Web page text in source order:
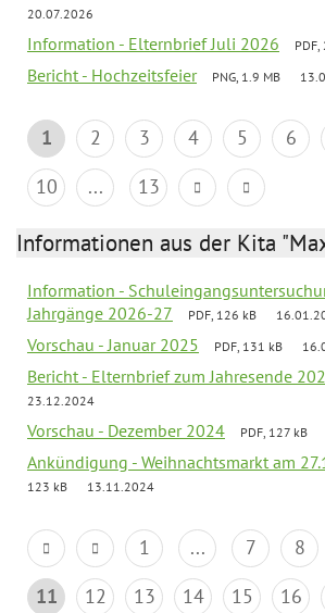
20.07.2026
Information - Elternbrief Juli 2026
Bericht - Hochzeitsfeier PNG, 1.9 MB
1 2 3 4 5 6
10
... 13
Informationen aus der Kita
Information -
Jahrgänge 2026-27
PDF, 126 kB
Vorschau - Januar 2025 PDF, 131 kB
Bericht - Elternbrief zum Jahresende
23.12.2024
Vorschau - Dezember 2024 PDF, 127 kB
Ankündigung - Weihnachtsmarkt am
123 kB
13.11.2024
1 ... 7 8
11
12 13 14 15 16